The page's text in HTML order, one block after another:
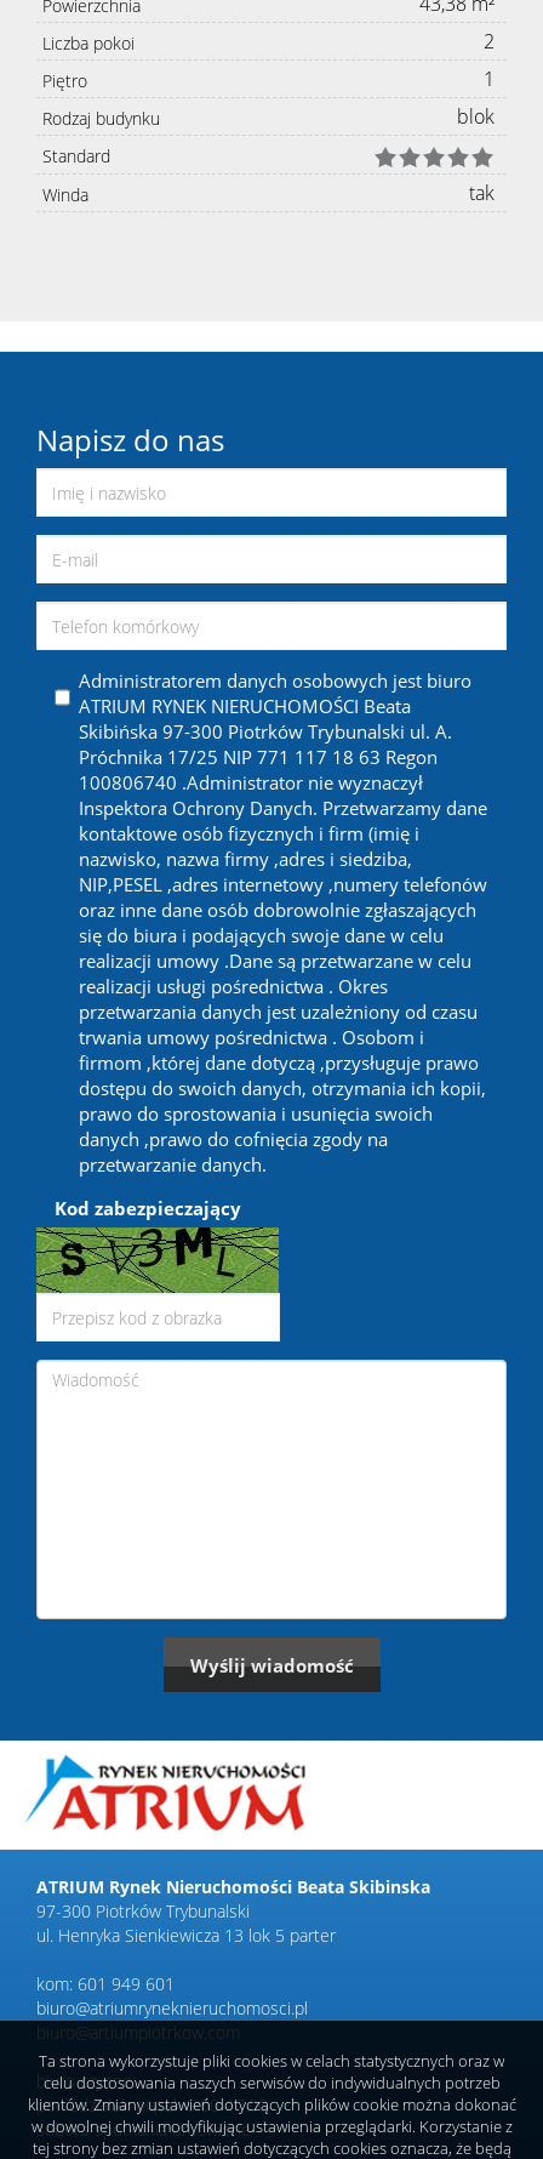
Powierzchnia
Liczba pokoi 2
Piętro 1
Rodzaj budynku blok
Standard
Winda
tak
Napisz do nas
Administratorem danych osobowych jest biuro
ATRIUM RYNEK NIERUCHOMOŚCI Beata
Skibińska 97-300 Piotrków Trybunalski ul. A.
Próchnika 17/25 NIP 771 117 18 63 Regon
100806740 .Administrator nie wyznaczył
Inspektora Ochrony Danych. Przetwarzamy dane
kontaktowe osób fizycznych i firm (imię i
nazwisko, nazwa firmy ,adres i siedziba,
NIP,PESEL ,adres internetowy ,numery telefonów
oraz inne dane osób dobrowolnie zgłaszających
się do biura i podających swoje dane w celu
realizacji umowy .Dane są przetwarzane w celu
realizacji usługi pośrednictwa . Okres
przetwarzania danych jest uzależniony od czasu
trwania umowy pośrednictwa . Osobom i
firmom ,której dane dotyczą ,przysługuje prawo
dostępu do swoich danych, otrzymania ich kopii,
prawo do sprostowania i usunięcia swoich
danych ,prawo do cofnięcia zgody na
przetwarzanie danych.
Kod zabezpieczający
ATRIUM Rynek Nieruchomości Beata Skibinska
97-300 Piotrków Trybunalski
ul. Henryka Sienkiewicza 13 lok 5 parter
kom: 601 949 601
biuro@atriumryneknieruchomosci.pl
biuro@artiumpiotrkow.com
biuro czynne:
poniedziałek-piątek 9.00-17.00
sobota-spotkania umówione
Ta strona wykorzystuje pliki cookies w celach statystycznych oraz w
celu dostosowania naszych serwisów do indywidualnych potrzeb
klientów. Zmiany ustawień dotyczących plików cookie można dokonać
w dowolnej chwili modyfikując ustawienia przeglądarki. Korzystanie z
tej strony bez zmian ustawień dotyczących cookies oznacza, że będą